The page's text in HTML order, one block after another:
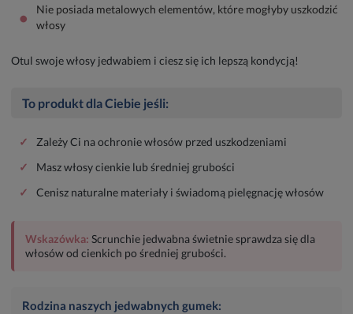
•
Nie posiada metalowych elementów, które mogłyby uszkodzić
włosy
Otul swoje włosy jedwabiem i ciesz się ich lepszą kondycją!
To produkt dla Ciebie jeśli:
✓
Zależy Ci na ochronie włosów przed uszkodzeniami
✓
Masz włosy cienkie lub średniej grubości
✓
Cenisz naturalne materiały i świadomą pielęgnację włosów
Wskazówka: Scrunchie jedwabna świetnie sprawdza się dla
włosów od cienkich po średniej grubości.
Rodzina naszych jedwabnych gumek: